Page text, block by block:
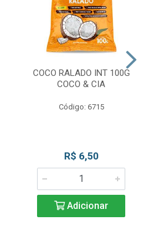
COCO RALADO INT 100G
COCO & CIA
Código: 6715
R$ 6,50
Adicionar